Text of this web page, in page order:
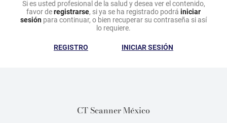
Si es usted profesional de la salud y desea ver el contenido,
favor deregistrarse, si ya se ha registrado podrá iniciar
sesión para continuar, o bien recuperar su contraseña si así
lo requiere.
REGISTRO INICIAR SESIÓN
CT Scanner México